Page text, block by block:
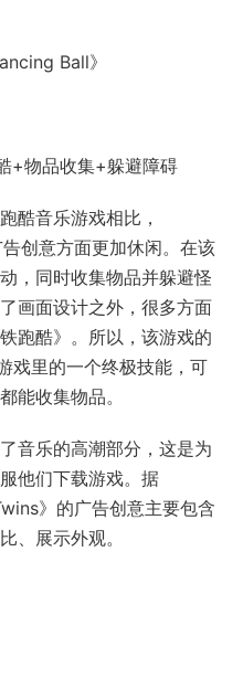
Ball》
+物品收集+躲避障碍
酷音乐游戏相比，
创意方面更加休闲。在该
，同时收集物品并躲避怪
画面设计之外，很多方面
跑酷》。所以，该游戏的
戏里的一个终极技能，可
能收集物品。
音乐的高潮部分，这是为
他们下载游戏。据
》的广告创意主要包含
、展示外观。